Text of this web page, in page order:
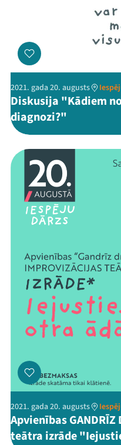
ThreadsFacebook
2021. gada 20. augusts
Diskusija "Kādiem
diagnozi?"
2021. gada 20. augusts
Apvienības
teātra izrāde